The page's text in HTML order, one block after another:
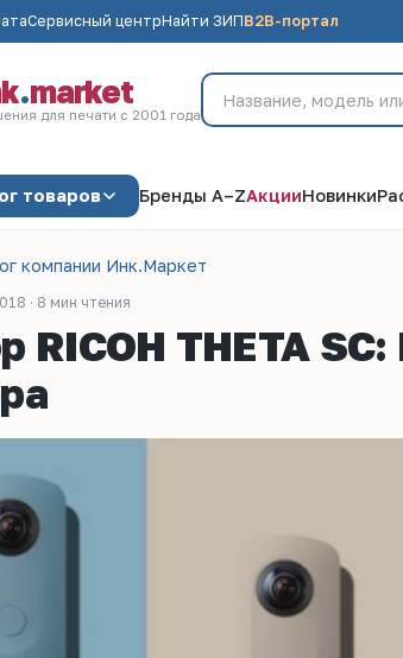
Сервисный центрНайти ЗИПB2B-портал
.market
для печати с 2001 года
товаров Бренды A–ZАкцииНовинки
компании Инк.Маркет
· 8 мин чтения
RICOH THETA